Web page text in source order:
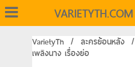
VARIETYTH.COM
VarietyTh / ละครย้อนหลัง /
เพลิงนาง เรื่องย่อ